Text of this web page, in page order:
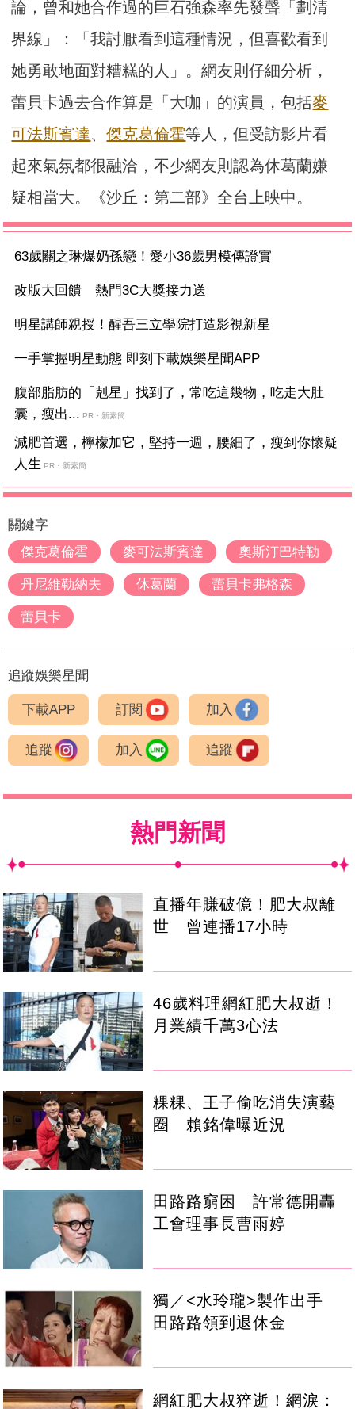
論，曾和她合作過的巨石強森率先發聲「劃清
界線」：「我討厭看到這種情況，但喜歡看到
她勇敢地面對糟糕的人」。網友則仔細分析，
蕾貝卡過去合作算是「大咖」的演員，包括麥
可法斯賓達、傑克葛倫霍等人，但受訪影片看
起來氣氛都很融洽，不少網友則認為休葛蘭嫌
疑相當大。《沙丘：第二部》全台上映中。
63歲關之琳爆奶孫戀！愛小36歲男模傳證實
改版大回饋 熱門3C大獎接力送
明星講師親授！醒吾三立學院打造影視新星
一手掌握明星動態 即刻下載娛樂星聞APP
腹部脂肪的「剋星」找到了，常吃這幾物，吃走大肚
囊，瘦出... PR・新素簡
減肥首選，檸檬加它，堅持一週，腰細了，瘦到你懷疑
人生 PR・新素簡
關鍵字
傑克葛倫霍
麥可法斯賓達 奧斯汀巴特勒
丹尼維勒納夫 休葛蘭 蕾貝卡弗格森
蕾貝卡
追蹤娛樂星聞
下載APP 訂閱 加入
追蹤 加入 追蹤
熱門新聞
直播年賺破億！肥大叔離
世 曾連播17小時
46歲料理網紅肥大叔逝！
月業績千萬3心法
粿粿、王子偷吃消失演藝
圈 賴銘偉曝近況
田路路窮困 許常德開轟
工會理事長曹雨婷
獨／<水玲瓏>製作出手
田路路領到退休金
網紅肥大叔猝逝！網淚：